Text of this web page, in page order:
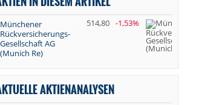
Münchener
Rückversicherungs-
Gesellschaft AG
(Munich Re)
514,80 -1,53%
AKTIENANALYSEN